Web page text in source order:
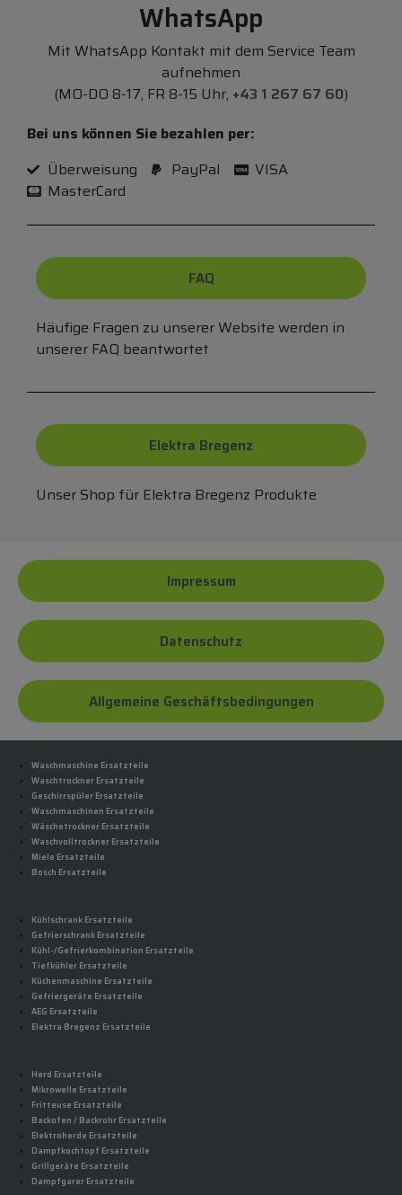
WhatsApp
Mit WhatsApp Kontakt mit dem Service Team
aufnehmen
(MO-DO 8-17, FR 8-15 Uhr, +43 1 267 67 60)
Bei uns können Sie bezahlen per:
Überweisung
PayPal
VISA
MasterCard
FAQ
Häufige Fragen zu unserer Website werden in
unserer FAQ beantwortet
Elektra Bregenz
Unser Shop für Elektra Bregenz Produkte
Impressum
Datenschutz
Allgemeine Geschäftsbedingungen
Waschmaschine Ersatzteile
Waschtrockner Ersatzteile
Geschirrspüler Ersatzteile
Waschmaschinen Ersatzteile
Wäschetrockner Ersatzteile
Waschvolltrockner Ersatzteile
Miele Ersatzteile
Bosch Ersatzteile
Kühlschrank Ersatzteile
Gefrierschrank Ersatzteile
Kühl-/Gefrierkombination Ersatzteile
Tiefkühler Ersatzteile
Küchenmaschine Ersatzteile
Gefriergeräte Ersatzteile
AEG Ersatzteile
Elektra Bregenz Ersatzteile
Herd Ersatzteile
Mikrowelle Ersatzteile
Fritteuse Ersatzteile
Backofen / Backrohr Ersatzteile
Elektroherde Ersatzteile
Dampfkochtopf Ersatzteile
Grillgeräte Ersatzteile
Dampfgarer Ersatzteile